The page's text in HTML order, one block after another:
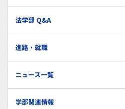
法学部 Q&A
進路・就職
ニュース一覧
学部関連情報